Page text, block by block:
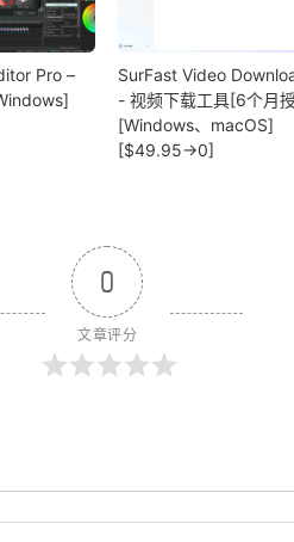
Pro –
SurFast Video
- 视频下载工具[6个月
[Windows、macOS]
[$49.95→0]
0
文章评分